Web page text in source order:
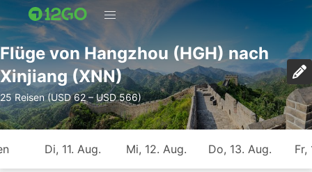
Flüge von Hangzhou (HGH) nach
Xinjiang (XNN)
25 Reisen (USD 62 – USD 566)
Di, 11. Aug. Mi, 12. Aug. Do, 13. Aug. Fr,